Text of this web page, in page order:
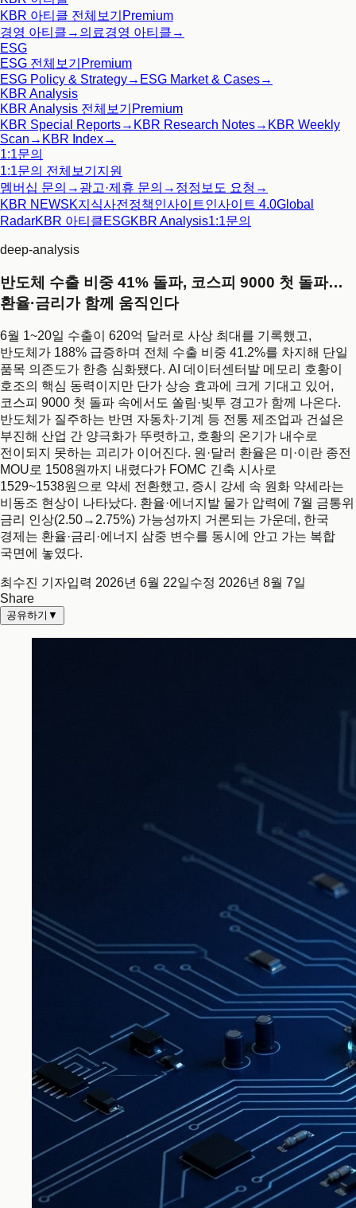
KBR 아티클 전체보기 Premium
경영 아티클 → 의료경영 아티클 →
ESG
ESG 전체보기 Premium
ESG Policy & Strategy→ ESG Market & Cases→
KBR Analysis
KBR Analysis 전체보기 Premium
KBR Special Reports→ KBR Research Notes→ KBR Weekly
Scan → KBR Index→
1:1문의
1:1문의 전체보기 지원
멤버십 문의 → 광고·제휴 문의 → 정정보도 요청 →
KBR NEWSK지식사전 정책인사이트인사이트 4.0Global
RadarKBR 아티클ESGKBR Analysis1:1문의
deep-analysis
반도체 수출 비중 41% 돌파, 코스피 9000 첫 돌파…
환율·금리가 함께 움직인다
6월 1~20일 수출이 620억 달러로 사상 최대를 기록했고,
반도체가 188% 급증하며 전체 수출 비중 41.2%를 차지해 단일
품목 의존도가 한층 심화됐다. AI 데이터센터발 메모리 호황이
호조의 핵심 동력이지만 단가 상승 효과에 크게 기대고 있어,
코스피 9000 첫 돌파 속에서도 쏠림·빚투 경고가 함께 나온다.
반도체가 질주하는 반면 자동차·기계 등 전통 제조업과 건설은
부진해 산업 간 양극화가 뚜렷하고, 호황의 온기가 내수로
전이되지 못하는 괴리가 이어진다. 원·달러 환율은 미·이란 종전
MOU로 1508원까지 내렸다가 FOMC 긴축 시사로
1529~1538원으로 약세 전환했고, 증시 강세 속 원화 약세라는
비동조 현상이 나타났다. 환율·에너지발 물가 압력에 7월 금통위
금리 인상(2.50→2.75%) 가능성까지 거론되는 가운데, 한국
경제는 환율·금리·에너지 삼중 변수를 동시에 안고 가는 복합
국면에 놓였다.
최수진 기자입력 2026년 6월 22일수정 2026년 8월 7일
Share
공유하기 ▼